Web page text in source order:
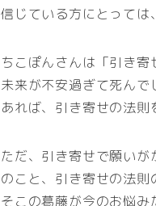
信じている方にとっては
ちこぽんさんは「引き寄
未来が不安過ぎて死ん
あれば、引き寄せの法則
ただ、引き寄せで願い
のこと、引き寄せの法則
そこの葛藤が今のお悩み